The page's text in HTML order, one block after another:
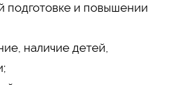
подготовке и повышении
наличие детей,